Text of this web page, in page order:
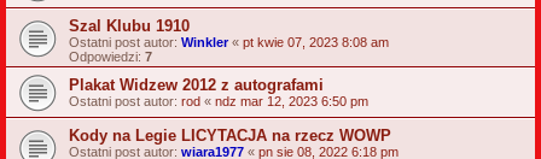
Szal Klubu 1910
Ostatni post autor: Winkler« pt kwie 07, 2023 8:08 am
Odpowiedzi: 7
Plakat Widzew 2012 z autografami
Ostatni post autor: rod « ndz mar 12, 2023 6:50 pm
Kody na Legie LICYTACJA na rzecz WOWP
Ostatni post autor: wiara1977 « pn sie 08, 2022 6:18 pm